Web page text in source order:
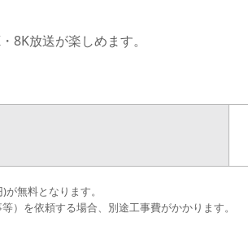
8K放送が楽しめます。
無料となります。
）を依頼する場合、別途工事費がかかります。